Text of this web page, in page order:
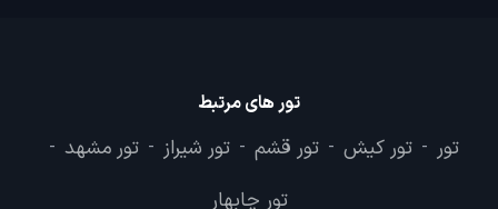
تور های مرتبط
تور - تور کیش - تور قشم - تور شیراز - تور مشهد -
تور چابهار